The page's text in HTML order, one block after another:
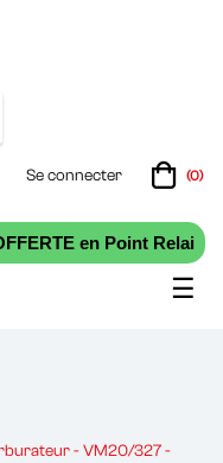
Se connecter (0)
en Point Relai
☰
- VM20/327 -